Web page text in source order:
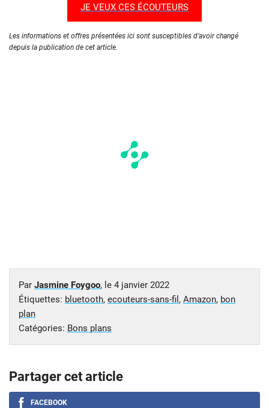
JE VEUX CES ÉCOUTEURS
Les informations et offres présentées ici sont susceptibles d’avoir changé
depuis la publication de cet article.
Par Jasmine Foygoo, le 4 janvier 2022
Étiquettes: bluetooth, ecouteurs-sans-fil , Amazon, bon
plan
Catégories: Bons plans
Partager cet article
FACEBOOK